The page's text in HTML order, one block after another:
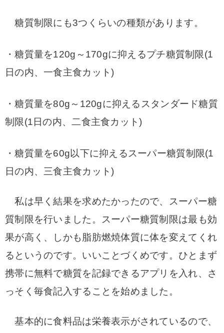
糖質制限にも3つくらいの種類があります。
・糖質量を120g～170gに抑えるプチ糖質制限(1
日の内、一食主食カット)
・糖質量を80g～120gに抑えるスタンダード糖質
制限(1日の内、二食主食カット)
・糖質量を60g以下に抑えるスーパー糖質制限(1
日の内、三食主食カット)
私は早く結果を求めたかったので、スーパー糖
質制限を行いました。スーパー糖質制限は最も効
果が高く、しかも脂肪燃焼体質に体を変えてくれ
るというのです。いいことづくめです。ひとまず
携帯に無料で糖質を記録できるアプリを入れ、さ
っそく毎食記入することを始めました。
基本的に食料品は栄養表示がされているので、